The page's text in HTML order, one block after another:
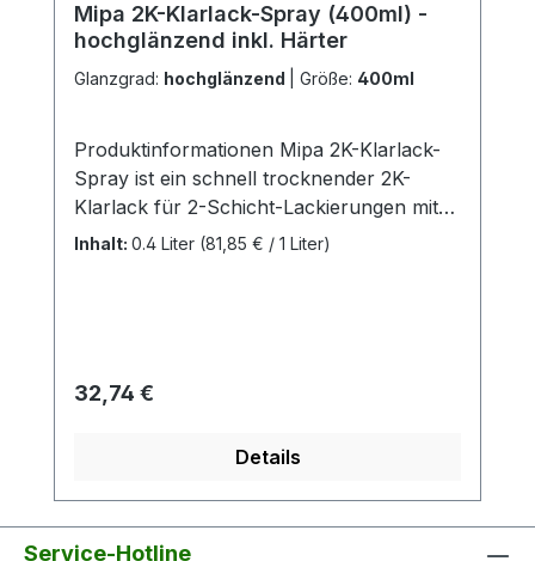
Mipa 2K-Klarlack-Spray (400ml) -
hochglänzend inkl. Härter
Glanzgrad: hochglänzend Größe: 400ml
Produktinformationen Mipa 2K-Klarlack-
Spray ist ein schnell trocknender 2K-
Klarlack für 2-Schicht-Lackierungen mit
optimalem Verlauf. Aufgrund der
und mechanischer Belastung
gewährleistet. Zudem ist Mipa 2K-Klarlack-
vergilbungsfrei, lichtbeständig
Hervorragende Wetterbeständigkeit und
Kratzfestigkeit Ausgezeichneter Verlauf
und Spritzbild Sichere und "saubere"
Inhalt: 0.4 Liter (81,85 € / 1 Liter)
Regulärer Preis:
32,74 €
Details
Service-Hotline